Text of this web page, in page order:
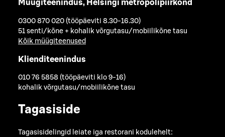
Müügiteenindus, Helsingi metropolipiirkond
0300 870 020 (tööpäeviti 8.30-16.30)
51 senti/kõne + kohalik võrgutasu/mobiilikõne tasu
Kõik müügiteenused
Klienditeenindus
010 76 5858 (tööpäeviti klo 9-16)
kohalik võrgutasu/mobiilikõne tasu
Tagasiside
Tagasisidelingid leiate iga restorani kodulehelt: